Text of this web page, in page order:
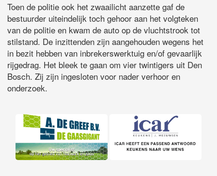
Toen de politie ook het zwaailicht aanzette gaf de
bestuurder uiteindelijk toch gehoor aan het volgteken
van de politie en kwam de auto op de vluchtstrook tot
stilstand. De inzittenden zijn aangehouden wegens het
in bezit hebben van inbrekerswerktuig en/of gevaarlijk
rijgedrag. Het bleek te gaan om vier twintigers uit Den
Bosch. Zij zijn ingesloten voor nader verhoor en
onderzoek.